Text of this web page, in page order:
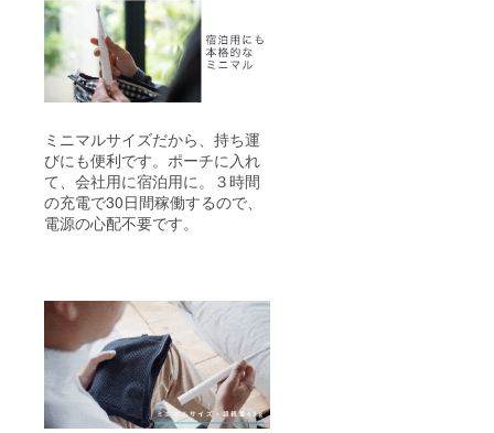
ミニマルサイズだから、持ち運
びにも便利です。ポーチに入れ
て、会社用に宿泊用に。３時間
の充電で30日間稼働するので、
電源の心配不要です。